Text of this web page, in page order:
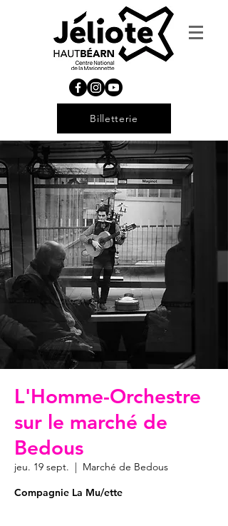
Billetterie
L'Homme-Orchestre
sur le marché de
Bedous
jeu. 19 sept.
  |
Marché de Bedous
Compagnie La Mu/ette